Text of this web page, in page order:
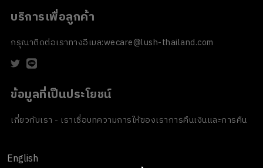
บริการเพื่อลูกค้า
กรุณาติดต่อเราทางอีเมล:wecare@lush-thailand.com
ข้อมูลที่เป็นประโยชน์
เกี่ยวกับเรา - เราเชื่อบทความการให้ของเราการคืนเงินและการคืน
ช่องทางการชำระเงิน
English